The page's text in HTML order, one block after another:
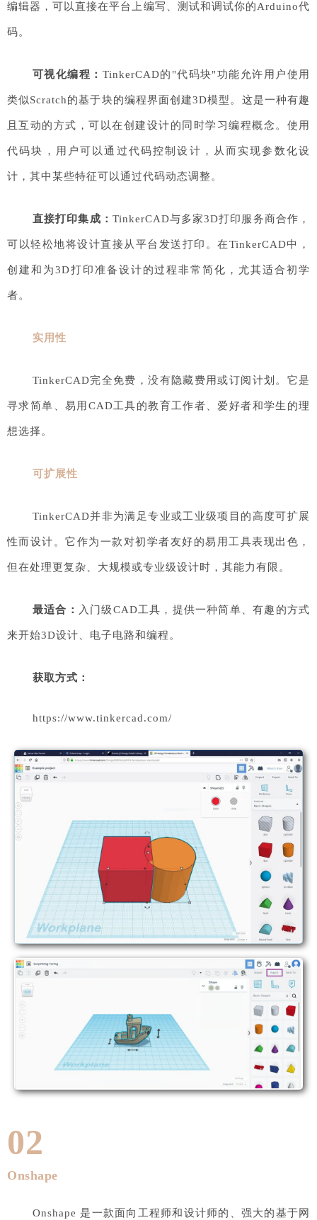
编辑器，可以直接在平台上编写、测试和调试你的Arduino代
码。
可视化编程： TinkerCAD的"代码块"功能允许用户使用
类似Scratch的基于块的编程界面创建3D模型。这是一种有趣
且互动的方式，可以在创建设计的同时学习编程概念。使用
代码块，用户可以通过代码控制设计，从而实现参数化设
计，其中某些特征可以通过代码动态调整。
直接打印集成： TinkerCAD与多家3D打印服务商合作，
可以轻松地将设计直接从平台发送打印。在TinkerCAD中，
创建和为3D打印准备设计的过程非常简化，尤其适合初学
者。
实用性
TinkerCAD完全免费，没有隐藏费用或订阅计划。它是
寻求简单、易用CAD工具的教育工作者、爱好者和学生的理
想选择。
可扩展性
TinkerCAD并非为满足专业或工业级项目的高度可扩展
性而设计。它作为一款对初学者友好的易用工具表现出色，
但在处理更复杂、大规模或专业级设计时，其能力有限。
最适合： 入门级CAD工具，提供一种简单、有趣的方式
来开始3D设计、电子电路和编程。
获取方式：
https://www.tinkercad.com/
02
Onshape
Onshape 是一款面向工程师和设计师的、强大的基于网